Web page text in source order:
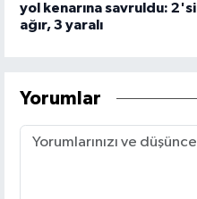
yol kenarına savruldu: 2'si
ağır, 3 yaralı
Yorumlar